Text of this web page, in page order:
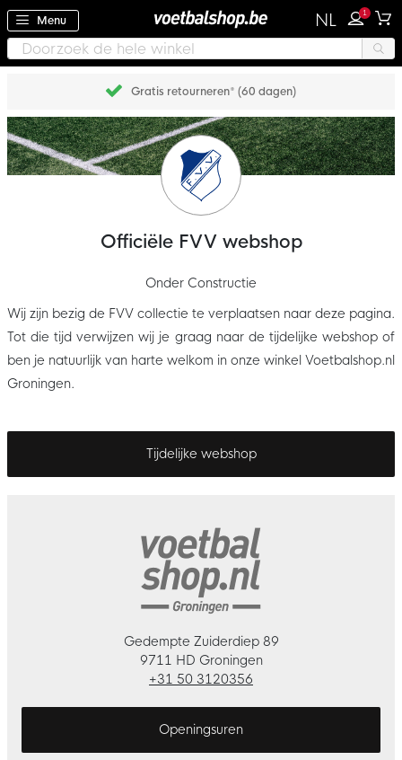
Menu NL 1
Gratis retourneren* (60 dagen)
Officiële FVV webshop
Onder Constructie
Wij zijn bezig de FVV collectie te verplaatsen naar deze pagina.
Tot die tijd verwijzen wij je graag naar de tijdelijke webshop of
ben je natuurlijk van harte welkom in onze winkel Voetbalshop.nl
Groningen.
Tijdelijke webshop
Gedempte Zuiderdiep 89
9711 HD Groningen
+31 50 3120356
Openingsuren